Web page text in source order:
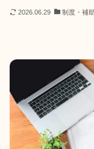
2026.06.29 制度・補